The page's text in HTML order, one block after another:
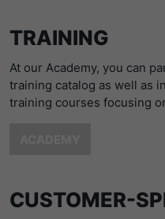
TRAINING
At our Academy, you can
training catalog as well as
training courses focusing
CUSTOMER-
Matomo
eindeutige